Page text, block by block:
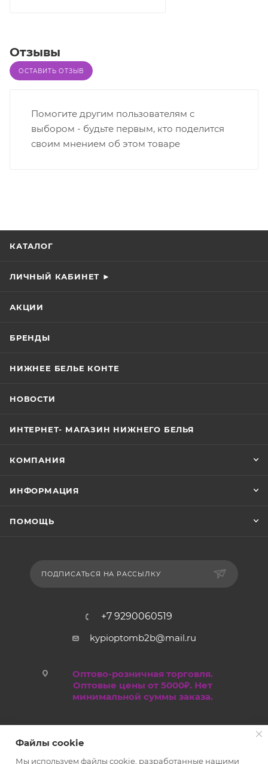
Отзывы
ОСТАВИТЬ ОТЗЫВ
Помогите другим пользователям с
выбором - будьте первым, кто поделится
своим мнением об этом товаре
КАТАЛОГ
ЛИЧНЫЙ КАБИНЕТ ►
АКЦИИ
БРЕНДЫ
НИЖНЕЕ БЕЛЬЕ КОНТЕ
НОВОСТИ
ИНТЕРНЕТ- МАГАЗИН НИЖНЕГО БЕЛЬЯ
КОМПАНИЯ
ИНФОРМАЦИЯ
ПОМОЩЬ
ПОДПИСАТЬСЯ НА РАССЫЛКУ
+7 9290060519
kypioptomb2b@mail.ru
Оптово-розничная торговля.
Оптовые цены от 5000₽. Нет
минимальной суммы заказа.
Файлы cookie
Мы используем файлы cookie, разработанные нашими